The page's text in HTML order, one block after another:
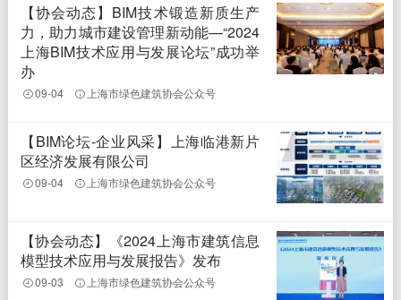
【协会动态】BIM技术锻造新质生产
力，助力城市建设管理新动能—“2024
上海BIM技术应用与发展论坛”成功举
办
09-04 上海市绿色建筑协会公众号
【BIM论坛-企业风采】上海临港新片
区经济发展有限公司
09-04 上海市绿色建筑协会公众号
【协会动态】《2024上海市建筑信息
模型技术应用与发展报告》发布
09-03 上海市绿色建筑协会公众号